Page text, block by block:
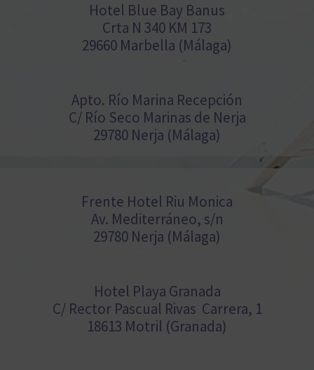
Hotel Blue Bay Banus
Crta N 340 KM 173
29660 Marbella (Málaga)
Apto. Río Marina Recepción
C/ Río Seco Marinas de Nerja
29780 Nerja (Málaga)
Frente Hotel Riu Monica
Av. Mediterráneo, s/n
29780 Nerja (Málaga)
Hotel Playa Granada
C/ Rector Pascual Rivas Carrera, 1
18613 Motril (Granada)